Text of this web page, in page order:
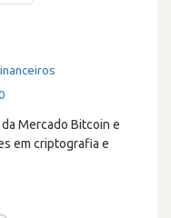
Mercado Bitcoin e
em criptografia e